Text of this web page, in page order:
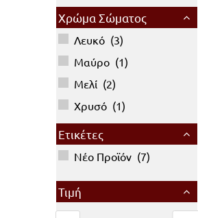
Χρώμα Σώματος
Λευκό (3)
Μαύρο (1)
Μελί (2)
Χρυσό (1)
Ετικέτες
Νέο Προϊόν (7)
Τιμή